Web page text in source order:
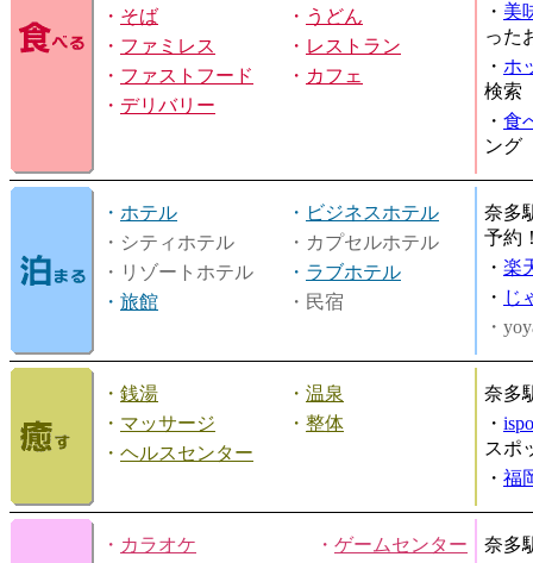
・ そば ・ うどん
・ ファミレス ・ レストラン
・ ファストフード ・ カフェ
・ デリバリー
・ 美
った
・ ホ
検索
・ 食
ング
・ ホテル ・ ビジネスホテル
・シティホテル
・カプセルホテル
・リゾートホテル
・ ラブホテル
・ 旅館 ・民宿
奈多
予約
・ 楽
・ じ
・
・ 銭湯 ・ 温泉
・ マッサージ ・ 整体
・ ヘルスセンター
奈多
・
スポ
・ 福
・ カラオケ ・ ゲームセンター
奈多